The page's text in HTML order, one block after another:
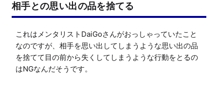
相手との思い出の品を捨てる
これはメンタリストDaiGoさんがおっしゃっていたこと
なのですが、相手を思い出してしまうような思い出の品
を捨てて目の前から失くしてしまうような行動をとるの
はNGなんだそうです。